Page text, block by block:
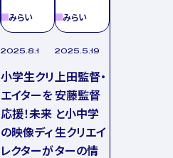
みらい
2025.8.1
小学生クリ
エイターを
応援！未来
の映像ディ
レクターが
みらい
2025.5.19
上田監督・
安藤監督
と小中学
生クリエイ
ターの情